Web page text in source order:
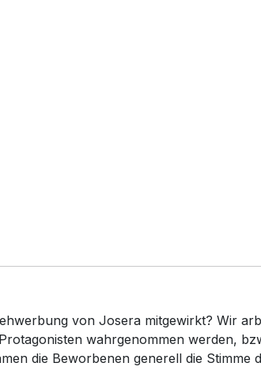
von Josera mitgewirkt? Wir
wahrgenommen werden,
die Beworbenen generell die Stimme